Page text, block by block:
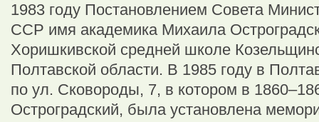
1983 году Постановлением Совета
ССР имя академика Михаила
Хоришкивской средней школе
Полтавской области. В 1985 году в
по ул. Сковороды, 7, в котором в
Остроградский, была установлена